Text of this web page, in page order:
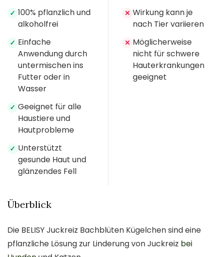
✓ 100% pflanzlich und
alkoholfrei
✓ Einfache
Anwendung durch
untermischen ins
Futter oder in
Wasser
✓ Geeignet für alle
Haustiere und
Hautprobleme
✓ Unterstützt
gesunde Haut und
glänzendes Fell
✕ Wirkung kann je
nach Tier variieren
✕ Möglicherweise
nicht für schwere
Hauterkrankungen
geeignet
Überblick
Die BELISY Juckreiz Bachblüten Kügelchen sind eine
pflanzliche Lösung zur Linderung von Juckreiz bei